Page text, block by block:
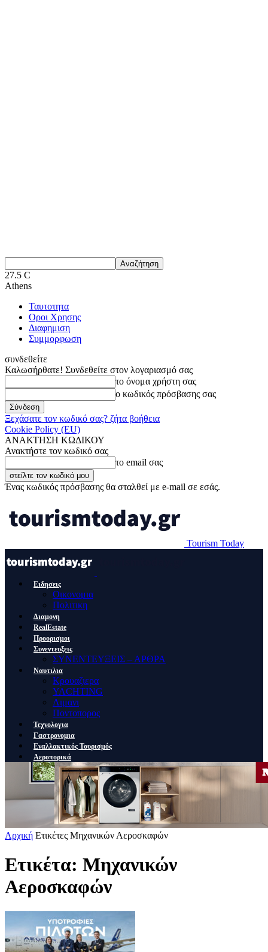
27.5 C
Athens
Ταυτοτητα
Οροι Χρησης
Διαφημιση
Συμμορφωση
συνδεθείτε
Καλωσήρθατε! Συνδεθείτε στον λογαριασμό σας
το όνομα χρήστη σας
ο κωδικός πρόσβασης σας
Ξεχάσατε τον κωδικό σας? ζήτα βοήθεια
Cookie Policy (EU)
ΑΝΑΚΤΗΣΗ ΚΩΔΙΚΟΥ
Ανακτήστε τον κωδικό σας
το email σας
Ένας κωδικός πρόσβασης θα σταλθεί με e-mail σε εσάς.
Tourism Today
Ειδησεις
Οικονομια
Πολιτικη
Διαμονη
RealEstate
Προορισμοι
Συνεντευξεις
ΣΥΝΕΝΤΕΥΞΕΙΣ – ΑΡΘΡΑ
Ναυτιλια
Κρουαζιερα
YACHTING
Λιμανι
Ποντοπορος
Τεχνολογια
Γαστρονομια
Εναλλακτικός Τουρισμός
Αεροπορικά
Αρχική Ετικέτες Μηχανικών Αεροσκαφών
Ετικέτα: Μηχανικών
Αεροσκαφών